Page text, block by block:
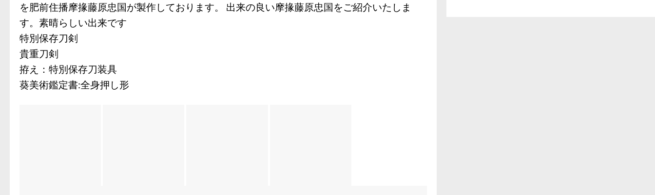
を肥前住播摩掾藤原忠国が製作しております。 出来の良い摩掾藤原忠国をご紹介いたしま
す。素晴らしい出来です
特別保存刀剣
貴重刀剣
拵え：特別保存刀装具
葵美術鑑定書:全身押し形